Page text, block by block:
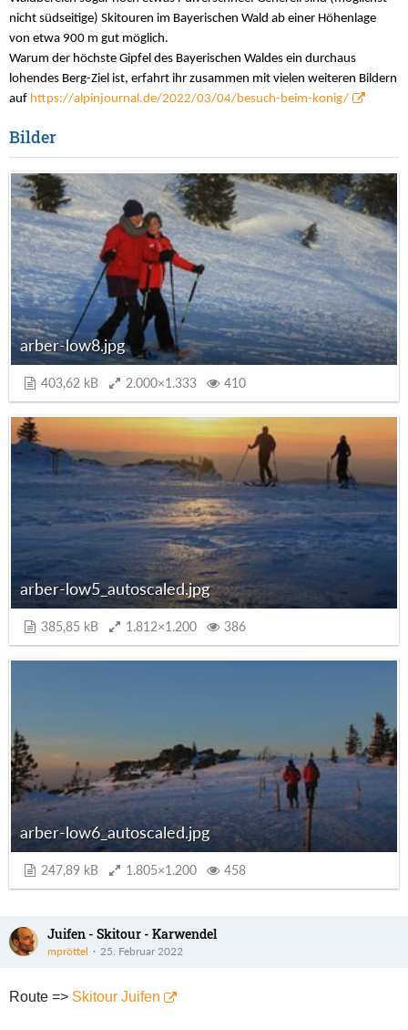
nicht südseitige) Skitouren im Bayerischen Wald ab einer Höhenlage
von etwa 900 m gut möglich.
Warum der höchste Gipfel des Bayerischen Waldes ein durchaus
lohendes Berg-Ziel ist, erfahrt ihr zusammen mit vielen weiteren Bildern
auf https://alpinjournal.de/2022/03/04/besuch-beim-konig/
Bilder
arber-low8.jpg
403,62 kB 2.000×1.333 410
arber-low5_autoscaled.jpg
385,85 kB 1.812×1.200 386
arber-low6_autoscaled.jpg
247,89 kB 1.805×1.200 458
Juifen - Skitour - Karwendel
mpröttel 25. Februar 2022
Route => Skitour Juifen